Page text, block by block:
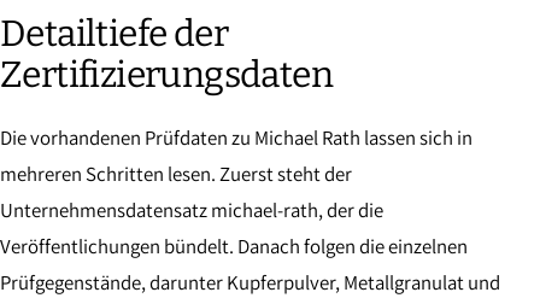
Detailtiefe der
Zertifizierungsdaten
Die vorhandenen Prüfdaten zu Michael Rath lassen sich in
mehreren Schritten lesen. Zuerst steht der
Unternehmensdatensatz michael-rath, der die
Veröffentlichungen bündelt. Danach folgen die einzelnen
Prüfgegenstände, darunter Kupferpulver, Metallgranulat und